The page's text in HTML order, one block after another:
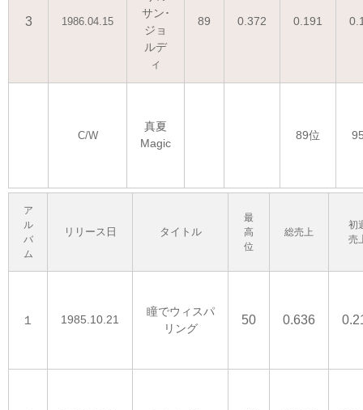
3 1986.04.15
サン･
ジョ
ルデ
ィ
89 0.372 0.191
C/W
真夏
Magic
89位
ア
ル
バ
ム
リリース日 タイトル
最
高
位
総売上
初
売
１ 1985.10.21
瞳でウィスパ
リング
50 0.636